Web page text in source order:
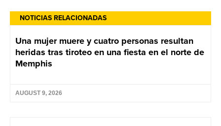
NOTICIAS RELACIONADAS
Una mujer muere y cuatro personas resultan
heridas tras tiroteo en una fiesta en el norte de
Memphis
AUGUST 9, 2026